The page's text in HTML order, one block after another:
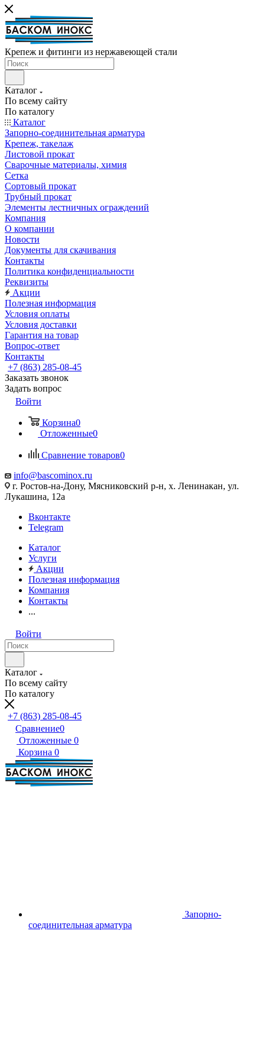
Крепеж и фитинги из нержавеющей стали
Каталог
По всему сайту
По каталогу
Каталог
Запорно-соединительная арматура
Крепеж, такелаж
Листовой прокат
Сварочные материалы, химия
Сетка
Сортовый прокат
Трубный прокат
Элементы лестничных ограждений
Компания
О компании
Новости
Документы для скачивания
Контакты
Политика конфиденциальности
Реквизиты
Акции
Полезная информация
Условия оплаты
Условия доставки
Гарантия на товар
Вопрос-ответ
Контакты
+7 (863) 285-08-45
Заказать звонок
Задать вопрос
Войти
Корзина0
Отложенные0
Сравнение товаров0
info@bascominox.ru
г. Ростов-на-Дону, Мясниковский р-н, х. Ленинакан, ул.
Лукашина, 12а
Вконтакте
Telegram
Каталог
Услуги
Акции
Полезная информация
Компания
Контакты
...
Войти
Каталог
По всему сайту
По каталогу
+7 (863) 285-08-45
Сравнение0
Отложенные 0
Корзина 0
Запорно-
соединительная арматура